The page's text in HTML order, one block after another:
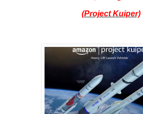
(Project Kuiper)